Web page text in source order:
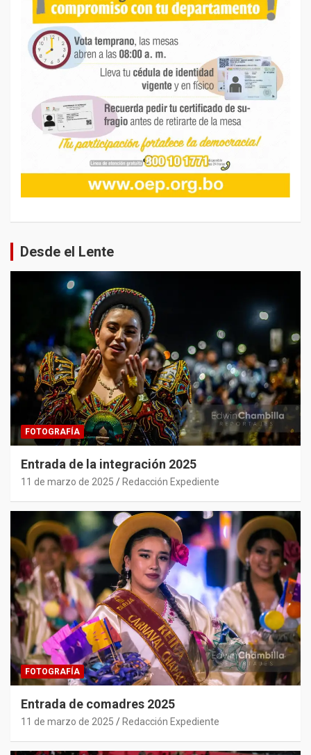
Desde el Lente
FOTOGRAFÍA
Entrada de la integración 2025
11 de marzo de 2025 Redacción Expediente
FOTOGRAFÍA
Entrada de comadres 2025
11 de marzo de 2025 Redacción Expediente